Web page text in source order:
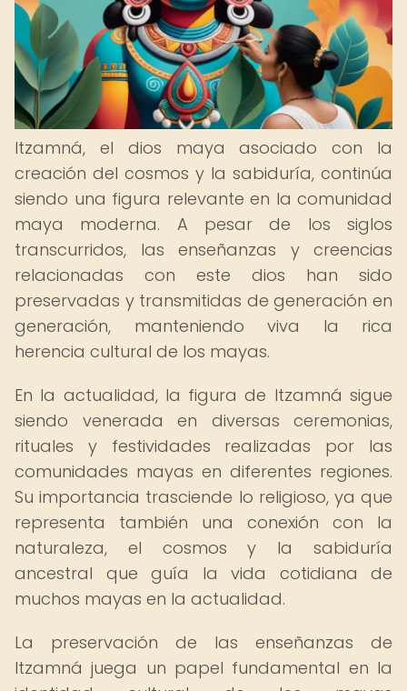
Itzamná, el dios maya asociado con la
creación del cosmos y la sabiduría, continúa
siendo una figura relevante en la comunidad
maya moderna. A pesar de los siglos
transcurridos, las enseñanzas y creencias
relacionadas con este dios han sido
preservadas y transmitidas de generación en
generación, manteniendo viva la rica
herencia cultural de los mayas.
En la actualidad, la figura de Itzamná sigue
siendo venerada en diversas ceremonias,
rituales y festividades realizadas por las
comunidades mayas en diferentes regiones.
Su importancia trasciende lo religioso, ya que
representa también una conexión con la
naturaleza, el cosmos y la sabiduría
ancestral que guía la vida cotidiana de
muchos mayas en la actualidad.
La preservación de las enseñanzas de
Itzamná juega un papel fundamental en la